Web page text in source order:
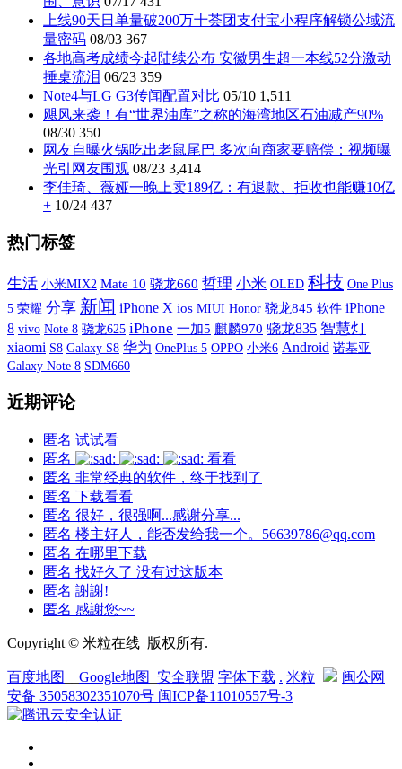
上线90天日单量破200万十荟团支付宝小程序解锁公域流
量密码 08/03 367
各地高考成绩今起陆续公布 安徽男生超一本线52分激动
捶桌流泪 06/23 359
Note4与LG G3传闻配置对比 05/10 1,511
飓风来袭！有“世界油库”之称的海湾地区石油减产90%
08/30 350
网友自曝火锅吃出老鼠尾巴 多次向商家要赔偿：视频曝
光引网友围观 08/23 3,414
李佳琦、薇娅一晚上卖189亿：有退款、拒收也能赚10亿
+ 10/24 437
热门标签
生活 小米MIX2 Mate 10 骁龙660 哲理 小米 OLED 科技 One Plus
5 荣耀 分享 新闻 iPhone X ios MIUI Honor 骁龙845 软件 iPhone
8 vivo Note 8 骁龙625 iPhone 一加5 麒麟970 骁龙835 智慧灯
xiaomi S8 Galaxy S8 华为 OnePlus 5 OPPO 小米6 Android 诺基亚
Galaxy Note 8 SDM660
近期评论
匿名 试试看
匿名
看看
匿名 非常经典的软件，终于找到了
匿名 下载看看
匿名 很好，很强啊...感谢分享...
匿名 楼主好人，能否发给我一个。56639786@qq.com
匿名 在哪里下载
匿名 找好久了 没有过这版本
匿名 謝謝!
匿名 感謝您~~
Copyright © 米粒在线 版权所有.
百度地图 Google地图 安全联盟 字体下载 . 米粒
闽公网
安备 35058302351070号 闽ICP备11010557号-3